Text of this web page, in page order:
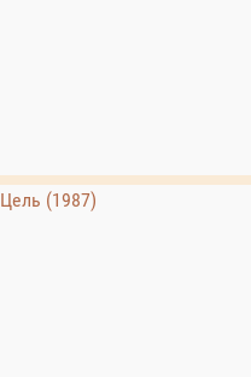
Цель (1987)